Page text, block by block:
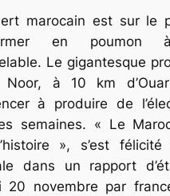
marocain est sur le
en poumon
Le gigantesque
Noor, à 10 km
à produire de
semaines. « Le
», s’est félicité
dans un rapport
20 novembre par